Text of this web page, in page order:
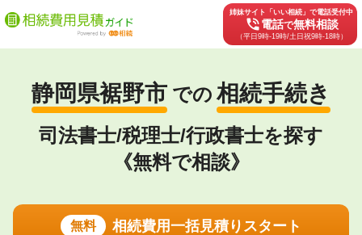
姉妹サイト「いい相続」で電話受付中
phone_in_talk電話で無料相談
（平日9時-19時/土日祝9時-18時）
静岡県裾野市 での 相続手続き
司法書士/税理士/行政書士を探す
《無料で相談》
無料 相続費用一括見積りスタート